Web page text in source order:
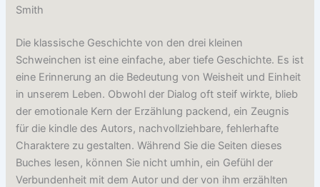
Smith
Die klassische Geschichte von den drei kleinen
Schweinchen ist eine einfache, aber tiefe Geschichte. Es ist
eine Erinnerung an die Bedeutung von Weisheit und Einheit
in unserem Leben. Obwohl der Dialog oft steif wirkte, blieb
der emotionale Kern der Erzählung packend, ein Zeugnis
für die kindle des Autors, nachvollziehbare, fehlerhafte
Charaktere zu gestalten. Während Sie die Seiten dieses
Buches lesen, können Sie nicht umhin, ein Gefühl der
Verbundenheit mit dem Autor und der von ihm erzählten